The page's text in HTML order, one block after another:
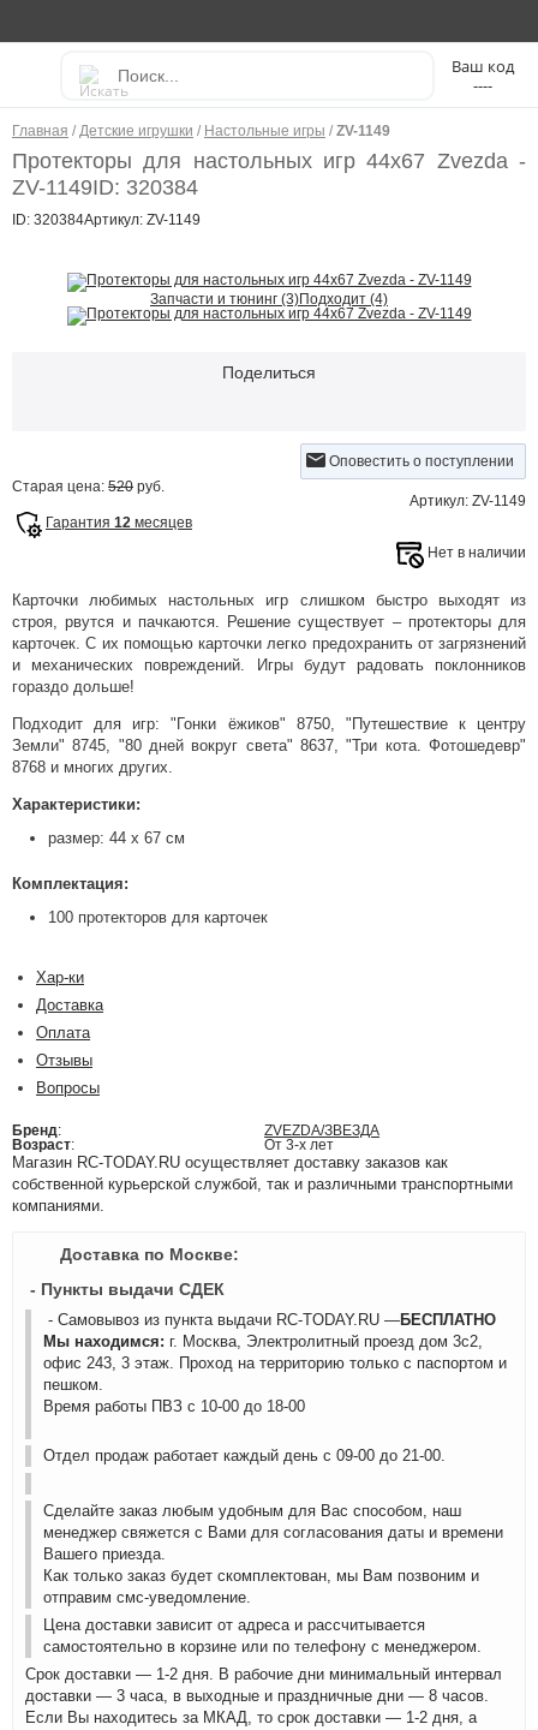
----
Главная / Детские игрушки / Настольные игры / ZV-1149
Протекторы для настольных игр 44х67 Zvezda -
ZV-1149ID: 320384
ID: 320384Артикул: ZV-1149
Запчасти и тюнинг (3)Подходит (4)
Поделиться
Оповестить о поступлении
Старая цена: 520 руб.
Артикул: ZV-1149
Гарантия 12 месяцев
Нет в наличии
Карточки любимых настольных игр слишком быстро выходят из
строя, рвутся и пачкаются. Решение существует – протекторы для
карточек. С их помощью карточки легко предохранить от загрязнений
и механических повреждений. Игры будут радовать поклонников
гораздо дольше!
Подходит для игр: "Гонки ёжиков" 8750, "Путешествие к центру
Земли" 8745, "80 дней вокруг света" 8637, "Три кота. Фотошедевр"
8768 и многих других.
Характеристики:
размер: 44 х 67 см
Комплектация:
100 протекторов для карточек
Хар-ки
Доставка
Оплата
Отзывы
Вопросы
Бренд:
ZVEZDA/ЗВЕЗДА
Возраст: От 3-х лет
Магазин RC-TODAY.RU осуществляет доставку заказов как
собственной курьерской службой, так и различными транспортными
компаниями.
Доставка по Москве:
- Пункты выдачи СДЕК
- Самовывоз из пункта выдачи RC-TODAY.RU —БЕСПЛАТНО
Мы находимся: г. Москва, Электролитный проезд дом 3с2,
офис 243, 3 этаж. Проход на территорию только с паспортом и
пешком.
Время работы ПВЗ с 10-00 до 18-00
Отдел продаж работает каждый день с 09-00 до 21-00.
Сделайте заказ любым удобным для Вас способом, наш
менеджер свяжется с Вами для согласования даты и времени
Вашего приезда.
Как только заказ будет скомплектован, мы Вам позвоним и
отправим смс-уведомление.
Цена доставки зависит от адреса и рассчитывается
самостоятельно в корзине или по телефону с менеджером.
Срок доставки — 1-2 дня. В рабочие дни минимальный интервал
доставки — 3 часа, в выходные и праздничные дни — 8 часов.
Если Вы находитесь за МКАД, то срок доставки — 1-2 дня, а